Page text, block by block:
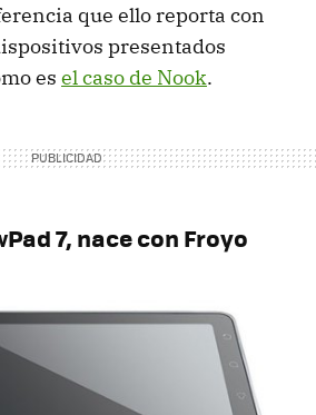
que ello reporta con
presentados
es el caso de Nook.
7, nace con Froyo